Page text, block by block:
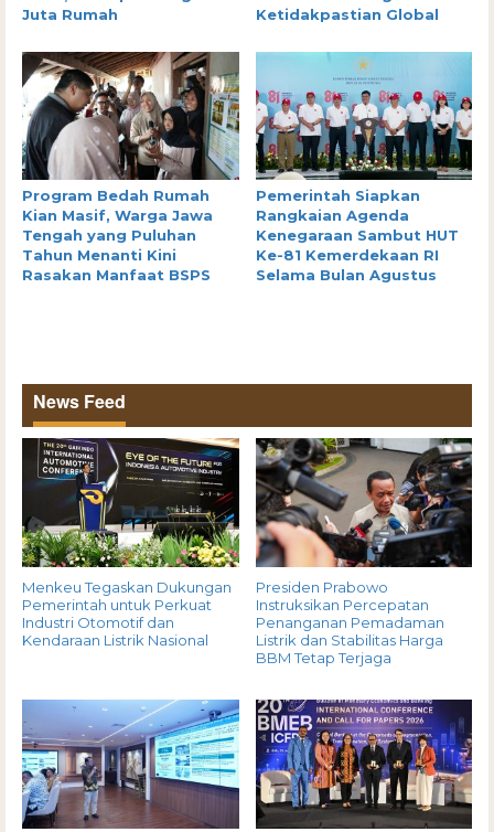
Juta Rumah
Ketidakpastian Global
Program Bedah Rumah
Kian Masif, Warga Jawa
Tengah yang Puluhan
Tahun Menanti Kini
Rasakan Manfaat BSPS
Pemerintah Siapkan
Rangkaian Agenda
Kenegaraan Sambut HUT
Ke-81 Kemerdekaan RI
Selama Bulan Agustus
News Feed
Menkeu Tegaskan Dukungan
Pemerintah untuk Perkuat
Industri Otomotif dan
Kendaraan Listrik Nasional
Presiden Prabowo
Instruksikan Percepatan
Penanganan Pemadaman
Listrik dan Stabilitas Harga
BBM Tetap Terjaga